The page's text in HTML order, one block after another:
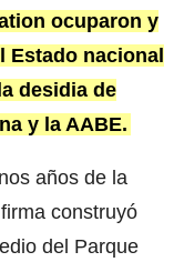
ocuparon y
nacional
desidia de
y la AABE.
años de la
construyó
del Parque